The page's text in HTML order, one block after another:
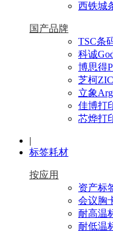
西铁城
国产品牌
TSC条
科诚
博思得
芝柯
立象
佳博打
芯烨打
|
标签耗材
按应用
资产标
会议胸
耐高温
耐低温